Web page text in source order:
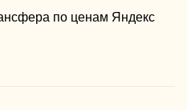
по ценам Яндекс